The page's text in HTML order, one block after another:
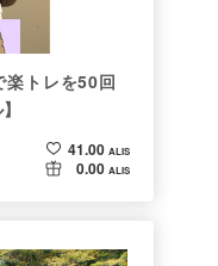
楽トレを50回
41.00 ALIS
0.00 ALIS